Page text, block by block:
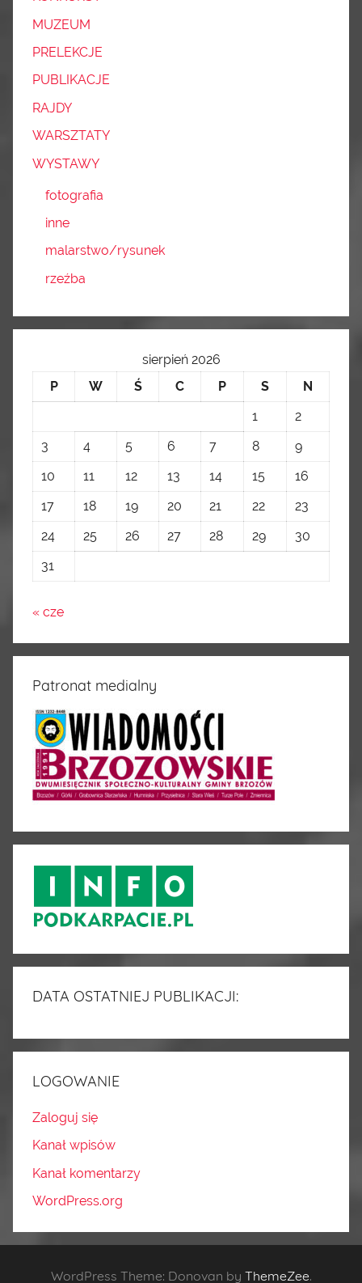
MUZEUM
PRELEKCJE
PUBLIKACJE
RAJDY
WARSZTATY
WYSTAWY
fotografia
inne
malarstwo/rysunek
rzeźba
sierpień 2026
P
W Ś C P S
N
1
2
3
4 5 6 7 8
9
10
11 12 13 14 15
16
17
18 19 20 21 22
23
24
25 26 27 28 29
30
31
« cze
Patronat medialny
DATA OSTATNIEJ PUBLIKACJI:
LOGOWANIE
Zaloguj się
Kanał wpisów
Kanał komentarzy
WordPress.org
WordPress Theme: Donovan by ThemeZee.